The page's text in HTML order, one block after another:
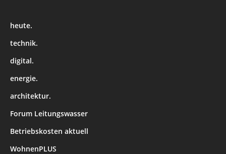
heute.
technik.
digital.
energie.
architektur.
Forum Leitungswasser
Betriebskosten aktuell
WohnenPLUS